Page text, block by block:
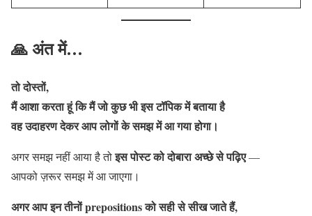
🙏 अंत में…
तो दोस्तों,
मैं आशा करता हूं कि मैं जो कुछ भी इस टॉपिक में बताया है
वह उदाहरण देकर आप लोगों के समझ में आ गया होगा।
अगर समझ नहीं आया है तोइस पोस्ट को दोबारा अच्छे से पढ़िए—
आपको ज़रूर समझ में आ जाएगा।
अगर आप इन तीनों prepositions को सही से सीख जाते हैं,